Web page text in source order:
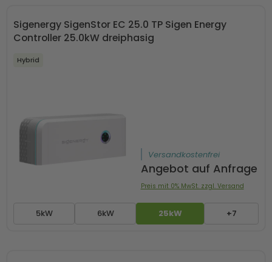
Sigenergy SigenStor EC 25.0 TP Sigen Energy
Controller 25.0kW dreiphasig
Hybrid
5kW 6kW 25kW +7
Versandkostenfrei
Angebot auf Anfrage
Preis mit 0% MwSt. zzgl. Versand